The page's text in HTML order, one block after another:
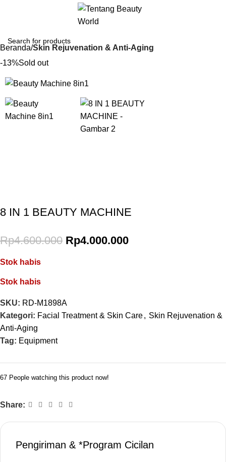
Beranda Skin Rejuvenation & Anti-Aging
-13%Sold out
8 IN 1 BEAUTY MACHINE
Rp4.600.000 Rp4.000.000
Stok habis
Stok habis
SKU: RD-M1898A
Kategori: Facial Treatment & Skin Care, Skin Rejuvenation &
Anti-Aging
Tag: Equipment
67 People watching this product now!
Share:
Pengiriman & *Program Cicilan